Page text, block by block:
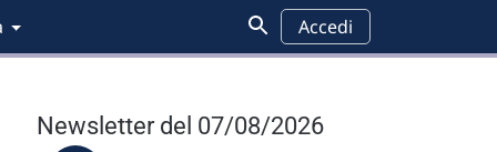
Accedi
Newsletter del 07/08/2026